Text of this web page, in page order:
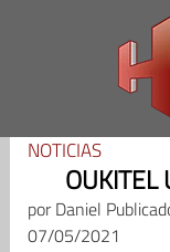
NOTICIAS
porDaniel
07/05/2021